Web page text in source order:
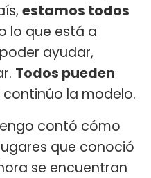
estamos todos
lo que está a
ayudar,
Todos pueden
continúo la modelo.
contó cómo
que conoció
se encuentran